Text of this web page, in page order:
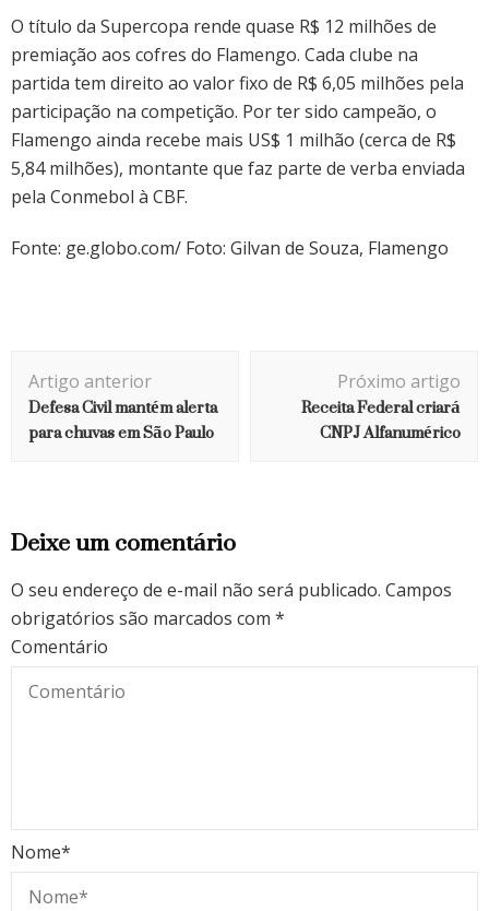
O título da Supercopa rende quase R$ 12 milhões de
premiação aos cofres do Flamengo. Cada clube na
partida tem direito ao valor fixo de R$ 6,05 milhões pela
participação na competição. Por ter sido campeão, o
Flamengo ainda recebe mais US$ 1 milhão (cerca de R$
5,84 milhões), montante que faz parte de verba enviada
pela Conmebol à CBF.
Fonte: ge.globo.com/ Foto: Gilvan de Souza, Flamengo
de
post
Artigo anterior
Defesa Civil mantém alerta
para chuvas em São Paulo
Próximo artigo
Receita Federal criará
CNPJ Alfanumérico
Deixe um comentário
O seu endereço de e-mail não será publicado. Campos
obrigatórios são marcados com *
Comentário
Nome*